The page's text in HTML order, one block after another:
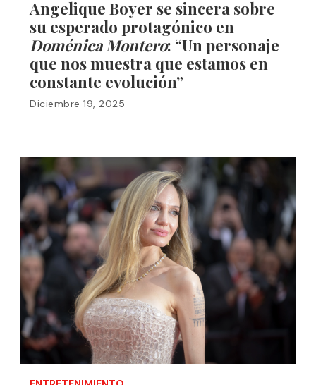
Angelique Boyer se sincera sobre
su esperado protagónico en
Doménica Montero: “Un personaje
que nos muestra que estamos en
constante evolución”
Diciembre 19, 2025